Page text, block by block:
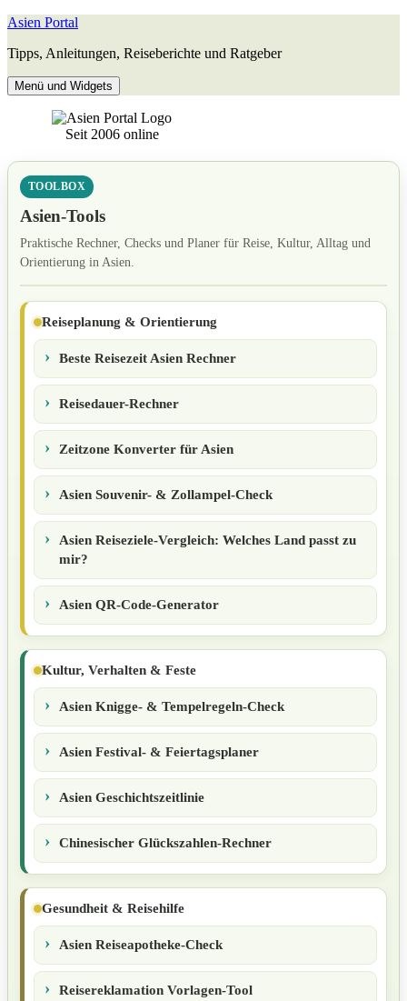
Zum
springen
Asien Portal
Tipps, Anleitungen, Reiseberichte und Ratgeber
Menü und Widgets
Seit 2006 online
TOOLBOX
Asien-Tools
Praktische Rechner, Checks und Planer für Reise, Kultur, Alltag und
Orientierung in Asien.
Reiseplanung & Orientierung
Beste Reisezeit Asien Rechner
Reisedauer-Rechner
Zeitzone Konverter für Asien
Asien Souvenir- & Zollampel-Check
Asien Reiseziele-Vergleich: Welches Land passt zu
mir?
Asien QR-Code-Generator
Kultur, Verhalten & Feste
Asien Knigge- & Tempelregeln-Check
Asien Festival- & Feiertagsplaner
Asien Geschichtszeitlinie
Chinesischer Glückszahlen-Rechner
Gesundheit & Reisehilfe
Asien Reiseapotheke-Check
Reisereklamation Vorlagen-Tool